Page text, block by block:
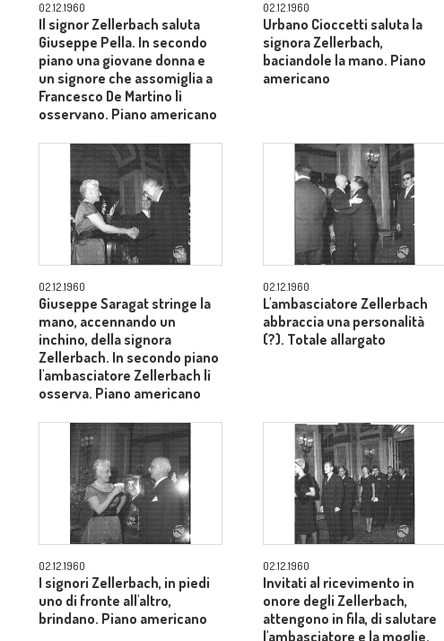
02.12.1960
Il signor Zellerbach saluta
Giuseppe Pella. In secondo
piano una giovane donna e
un signore che assomiglia a
Francesco De Martino li
osservano. Piano americano
02.12.1960
Urbano Cioccetti saluta la
signora Zellerbach,
baciandole la mano. Piano
americano
02.12.1960
Giuseppe Saragat stringe la
mano, accennando un
inchino, della signora
Zellerbach. In secondo piano
l'ambasciatore Zellerbach li
osserva. Piano americano
02.12.1960
L'ambasciatore Zellerbach
abbraccia una personalità
(?). Totale allargato
02.12.1960
I signori Zellerbach, in piedi
uno di fronte all'altro,
brindano. Piano americano
02.12.1960
Invitati al ricevimento in
onore degli Zellerbach,
attengono in fila, di salutare
l'ambasciatore e la moglie.